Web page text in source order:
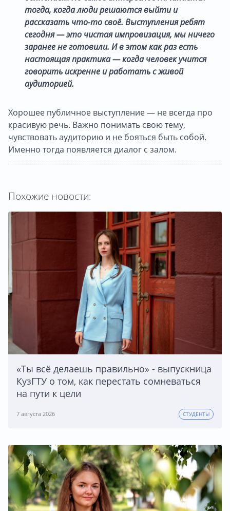
тогда, когда люди решаются выйти и
рассказать что-то своё. Выступления ребят
сегодня — это чистая импровизация, мы ничего
заранее не готовили. И в этом как раз есть
настоящая практика — когда человек учится
говорить искренне и работать с живой
аудиторией.
Хорошее публичное выступление — не всегда про
красивую речь. Важно понимать свою тему,
чувствовать аудиторию и не бояться быть собой.
Именно тогда появляется диалог с залом.
Похожие новости:
«Ты всё делаешь правильно» - выпускница
КузГТУ о том, как перестать сомневаться
на пути к цели
7 августа 2026 СТУДЕНТЫ